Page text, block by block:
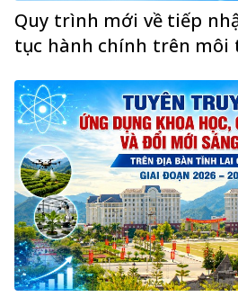
Quy trình mới về tiếp
tục hành chính trên